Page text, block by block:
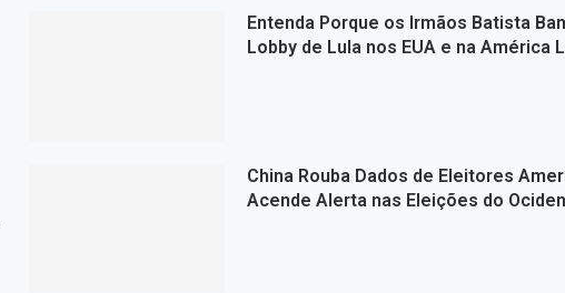
Entenda Porque os Irmãos Batista
Lobby de Lula nos EUA e na América
China Rouba Dados de Eleitores
Acende Alerta nas Eleições do